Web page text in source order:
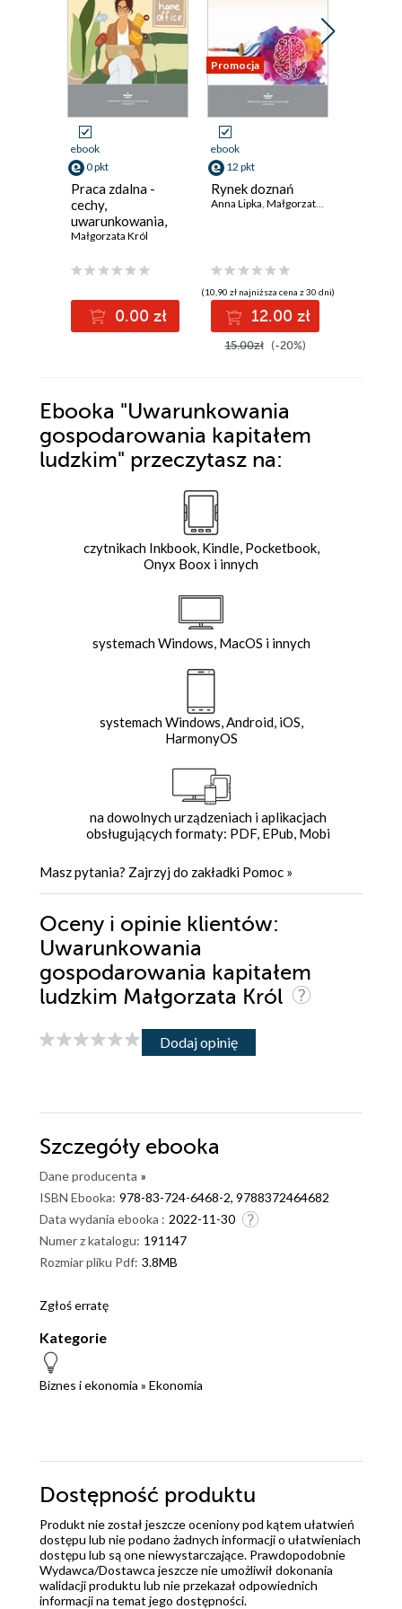
ebook
0 pkt
Praca zdalna -
cechy,
uwarunkowania,
implikacje dla
Małgorzata Król
0.00 zł
Promocja
ebook
12 pkt
Rynek doznań
Anna Lipka Małgorzata Król
(10,90 zł najniższa cena z 30 dni)
12.00 zł
15.00zł (-20%)
Ebooka "Uwarunkowania
gospodarowania kapitałem
ludzkim" przeczytasz na:
czytnikach Inkbook, Kindle, Pocketbook,
Onyx Boox i innych
systemach Windows, MacOS i innych
systemach Windows, Android, iOS,
HarmonyOS
na dowolnych urządzeniach i aplikacjach
obsługujących formaty: PDF, EPub, Mobi
Masz pytania? Zajrzyj do zakładki Pomoc »
Oceny i opinie klientów:
Uwarunkowania
gospodarowania kapitałem
ludzkim Małgorzata Król
Dodaj opinię
Szczegóły ebooka
Dane producenta »
ISBN Ebooka: 978-83-724-6468-2, 9788372464682
Data wydania ebooka : 2022-11-30
Numer z katalogu: 191147
Rozmiar pliku Pdf: 3.8MB
Zgłoś erratę
Kategorie
Biznes i ekonomia » Ekonomia
Dostępność produktu
Produkt nie został jeszcze oceniony pod kątem ułatwień
dostępu lub nie podano żadnych informacji o ułatwieniach
dostępu lub są one niewystarczające. Prawdopodobnie
Wydawca/Dostawca jeszcze nie umożliwił dokonania
walidacji produktu lub nie przekazał odpowiednich
informacji na temat jego dostępności.